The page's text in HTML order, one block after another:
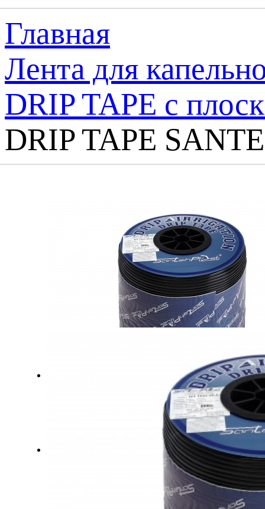
Главная
Лента для
DRIP TAPE с
DRIP TAPE